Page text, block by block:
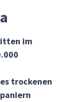
im
trockenen